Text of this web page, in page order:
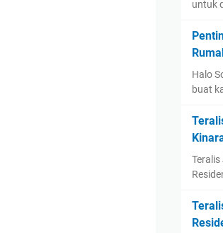
untuk
Halo
buat